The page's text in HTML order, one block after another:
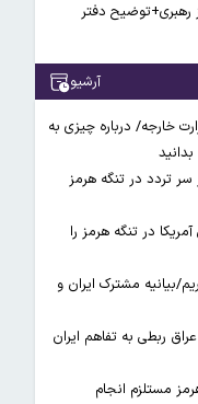
رهبری+توضیح دفتر
آرشیو
خارجه/ درباره چیزی به
تردد در تنگه هرمز
در تنگه هرمز را
بیانیه مشترک ایران و
ربطی به تفاهم ایران
مستلزم انجام